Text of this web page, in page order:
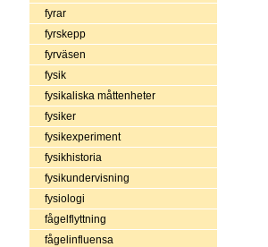
fyrar
fyrskepp
fyrväsen
fysik
fysikaliska måttenheter
fysiker
fysikexperiment
fysikhistoria
fysikundervisning
fysiologi
fågelflyttning
fågelinfluensa